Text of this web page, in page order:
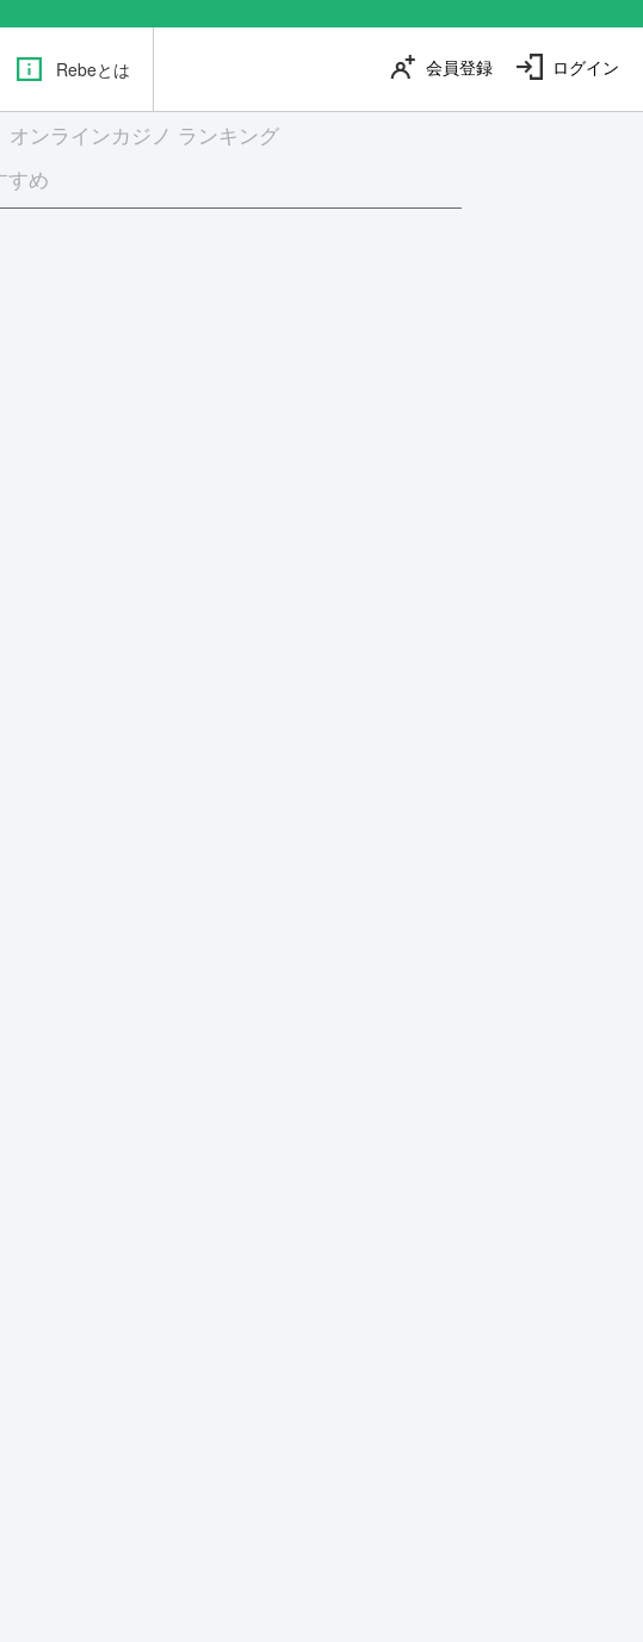
ログイン
会員登録
Rebeとは
オンラインカジノ ランキング
すめ